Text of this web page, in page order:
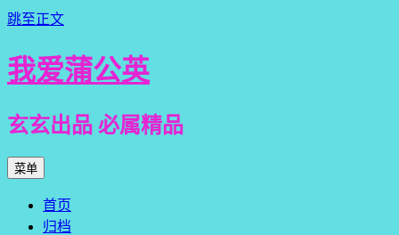
跳至正文
我爱蒲公英
玄玄出品 必属精品
菜单
首页
归档